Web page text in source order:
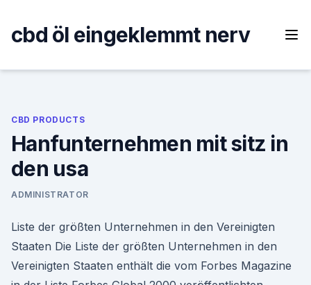
content
cbd öl eingeklemmt nerv
CBD PRODUCTS
Hanfunternehmen mit sitz in
den usa
ADMINISTRATOR
Liste der größten Unternehmen in den Vereinigten
Staaten Die Liste der größten Unternehmen in den
Vereinigten Staaten enthält die vom Forbes Magazine